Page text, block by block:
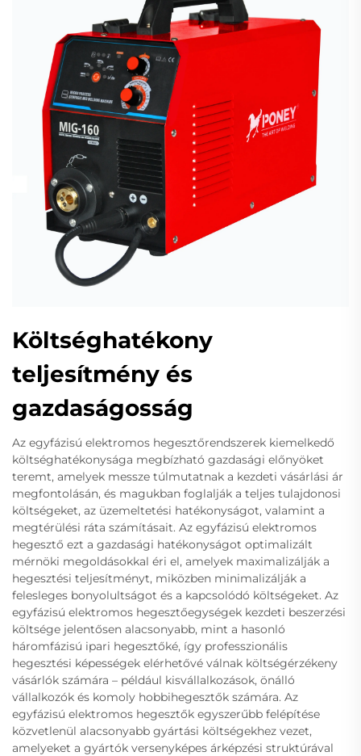
Költséghatékony
teljesítmény és
gazdaságosság
Az egyfázisú elektromos hegesztőrendszerek kiemelkedő
költséghatékonysága megbízható gazdasági előnyöket
teremt, amelyek messze túlmutatnak a kezdeti vásárlási ár
megfontolásán, és magukban foglalják a teljes tulajdonosi
költségeket, az üzemeltetési hatékonyságot, valamint a
megtérülési ráta számításait. Az egyfázisú elektromos
hegesztő ezt a gazdasági hatékonyságot optimalizált
mérnöki megoldásokkal éri el, amelyek maximalizálják a
hegesztési teljesítményt, miközben minimalizálják a
felesleges bonyolultságot és a kapcsolódó költségeket. Az
egyfázisú elektromos hegesztőegységek kezdeti beszerzési
költsége jelentősen alacsonyabb, mint a hasonló
háromfázisú ipari hegesztőké, így professzionális
hegesztési képességek elérhetővé válnak költségérzékeny
vásárlók számára – például kisvállalkozások, önálló
vállalkozók és komoly hobbihegesztők számára. Az
egyfázisú elektromos hegesztők egyszerűbb felépítése
közvetlenül alacsonyabb gyártási költségekhez vezet,
amelyeket a gyártók versenyképes árképzési struktúrával